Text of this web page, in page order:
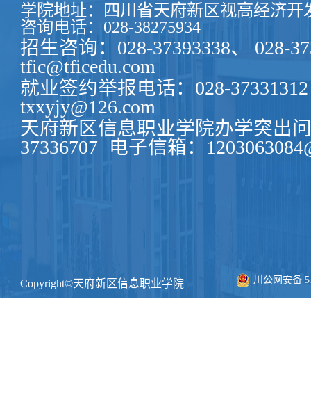
学院地址：四川省天府新区视高经济开
咨询电话：028-38275934
招生咨询：028-37393338、 028-
tfic@tficedu.com
就业签约举报电话：028-37331312
txxyjy@126.com
天府新区信息职业学院办学突出
37336707
电子信箱：
Copyright©天府新区信息职业学院 川公网安备